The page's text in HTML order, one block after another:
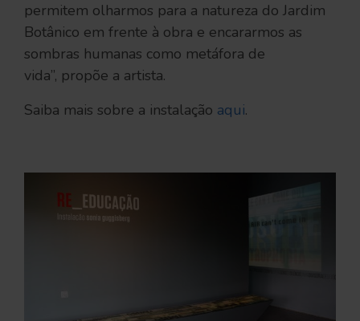
permitem olharmos para a natureza do Jardim
Botânico em frente à obra e encararmos as
sombras humanas como metáfora de
vida”, propõe a artista.
Saiba mais sobre a instalação aqui.